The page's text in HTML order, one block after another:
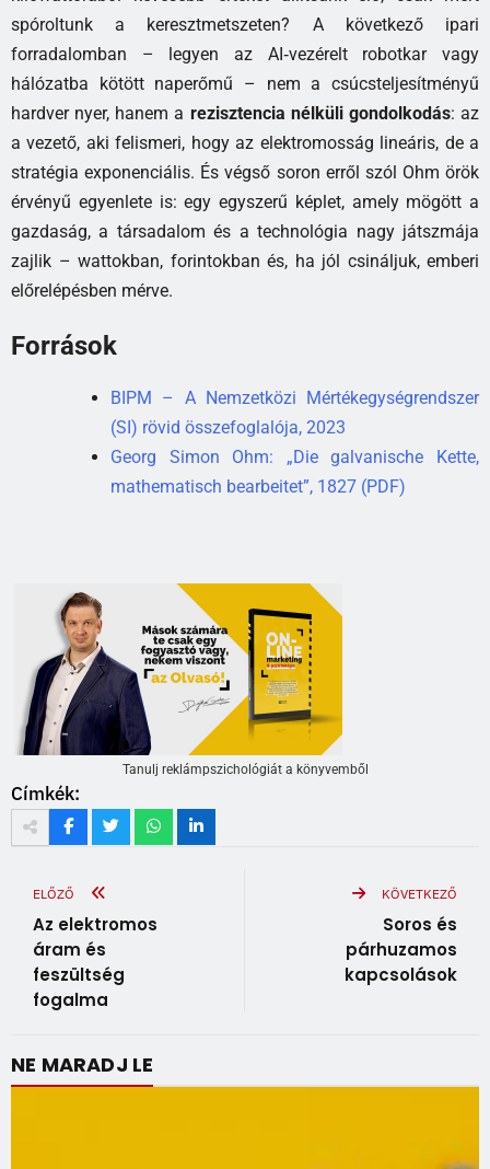
spóroltunk a keresztmetszeten? A következő ipari
forradalomban – legyen az AI‑vezérelt robotkar vagy
hálózatba kötött naperőmű – nem a csúcsteljesítményű
hardver nyer, hanem a rezisztencia nélküli gondolkodás: az
a vezető, aki felismeri, hogy az elektromosság lineáris, de a
stratégia exponenciális. És végső soron erről szól Ohm örök
érvényű egyenlete is: egy egyszerű képlet, amely mögött a
gazdaság, a társadalom és a technológia nagy játszmája
zajlik – wattokban, forintokban és, ha jól csináljuk, emberi
előrelépésben mérve.
Források
BIPM – A Nemzetközi Mértékegységrendszer
(SI) rövid összefoglalója, 2023
Georg Simon Ohm: „Die galvanische Kette,
mathematisch bearbeitet”, 1827 (PDF)
Tanulj reklámpszichológiát a könyvemből
Címkék:
ELŐZŐ
Az elektromos
áram és
feszültség
fogalma
KÖVETKEZŐ
Soros és
párhuzamos
kapcsolások
NE MARADJ LE